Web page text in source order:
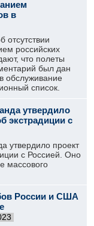
в
отсутствии
российских
что полеты
был дан
обслуживание
список.
утвердило
экстрадиции с
утвердило проект
с Россией. Оно
массового
России и США